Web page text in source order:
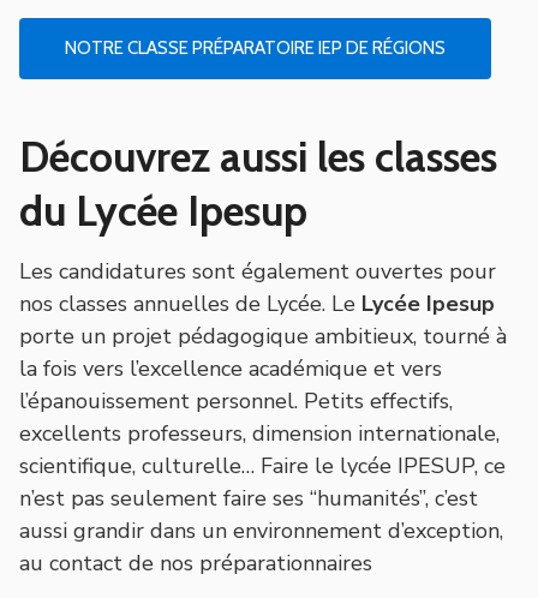
NOTRE CLASSE PRÉPARATOIRE IEP DE RÉGIONS
Découvrez aussi les classes
du Lycée Ipesup
Les candidatures sont également ouvertes pour
nos classes annuelles de Lycée. Le Lycée Ipesup
porte un projet pédagogique ambitieux, tourné à
la fois vers l’excellence académique et vers
l’épanouissement personnel. Petits effectifs,
excellents professeurs, dimension internationale,
scientifique, culturelle… Faire le lycée IPESUP, ce
n’est pas seulement faire ses “humanités”, c’est
aussi grandir dans un environnement d’exception,
au contact de nos préparationnaires